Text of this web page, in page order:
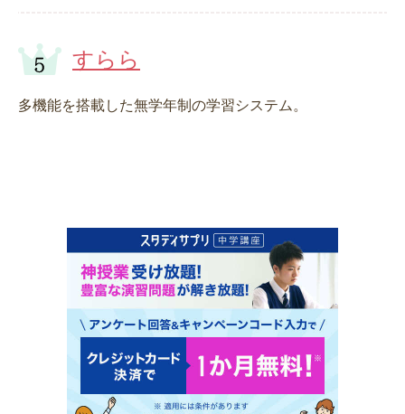
すらら
多機能を搭載した無学年制の学習システム。